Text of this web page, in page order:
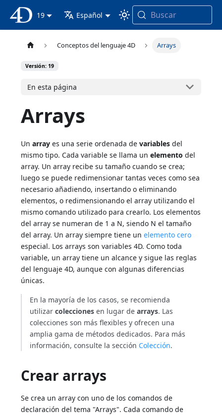
Documentación 4D
19 Español Buscar
Conceptos del lenguaje 4D Arrays
Versión: 19
En esta página
Arrays
Unarray es una serie ordenada devariables del
mismo tipo. Cada variable se llama unelemento del
array. Un array recibe su tamaño cuando se crea;
luego se puede redimensionar tantas veces como sea
necesario añadiendo, insertando o eliminando
elementos, o redimensionando el array utilizando el
mismo comando utilizado para crearlo. Los elementos
del array se numeran de 1 a N, siendo N el tamaño
del array. Un array siempre tiene unelemento cero
especial. Los arrays son variables 4D. Como toda
variable, un array tiene un alcance y sigue las reglas
del lenguaje 4D, aunque con algunas diferencias
únicas.
En la mayoría de los casos, se recomienda
utilizarcolecciones en lugar dearrays. Las
colecciones son más flexibles y ofrecen una
amplia gama de métodos dedicados. Para más
información, consulte la sección Colección.
Crear arrays
Se crea un array con uno de los comandos de
declaración del tema "Arrays". Cada comando de